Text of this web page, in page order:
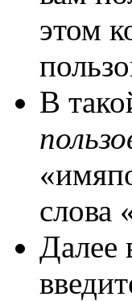
этом
В
слова
Далее